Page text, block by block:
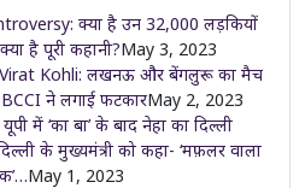
क्या है उन 32,000 लड़कियों
है पूरी कहानी?May 3, 2023
Kohli: लखनऊ और बेंगलुरू का मैच
ने लगाई फटकारMay 2, 2023
में ‘का बा’ के बाद नेहा का दिल्ली
के मुख्यमंत्री को कहा- ‘मफ़लर वाला
May 1, 2023